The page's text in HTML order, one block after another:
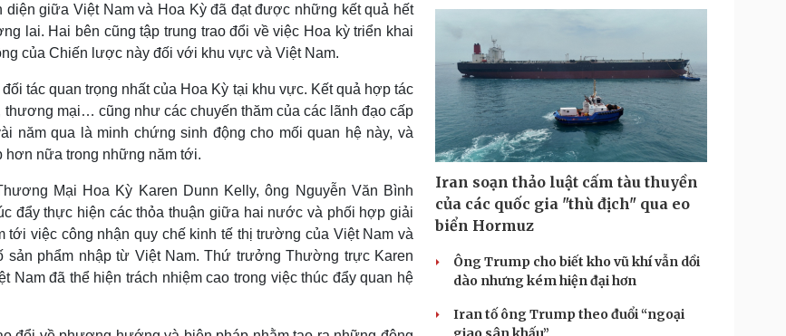
giữa Việt Nam và Hoa Kỳ đã đạt được những kết quả hết
lai. Hai bên cũng tập trung trao đổi về việc Hoa kỳ triển khai
của Chiến lược này đối với khu vực và Việt Nam.
tác quan trọng nhất của Hoa Kỳ tại khu vực. Kết quả hợp tác
mại… cũng như các chuyến thăm của các lãnh đạo cấp
năm qua là minh chứng sinh động cho mối quan hệ này, và
hơn nữa trong những năm tới.
Mại Hoa Kỳ Karen Dunn Kelly, ông Nguyễn Văn Bình
đẩy thực hiện các thỏa thuận giữa hai nước và phối hợp giải
tới việc công nhận quy chế kinh tế thị trường của Việt Nam và
phẩm nhập từ Việt Nam. Thứ trưởng Thường trực Karen
đã thể hiện trách nhiệm cao trong việc thúc đẩy quan hệ
Iran soạn thảo luật cấm tàu thuyền
của các quốc gia "thù địch" qua eo
biển Hormuz
Ông Trump cho biết kho vũ khí vẫn dồi
dào nhưng kém hiện đại hơn
Iran tố ông Trump theo đuổi “ngoại